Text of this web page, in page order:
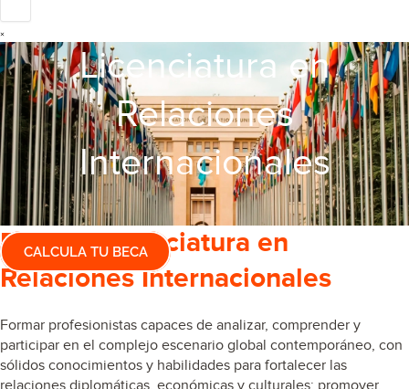
Licenciatura en
Relaciones
Internacionales
CALCULA TU BECA
Estudia Licenciatura en
Relaciones Internacionales
Formar profesionistas capaces de analizar, comprender y
participar en el complejo escenario global contemporáneo, con
sólidos conocimientos y habilidades para fortalecer las
relaciones diplomáticas, económicas y culturales; promover,